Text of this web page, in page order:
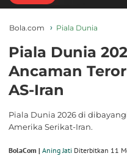
Bola.com Piala Dunia
Piala Dunia
Ancaman
AS-Iran
Piala Dunia 2026 di
Amerika Serikat-Iran.
BolaCom | Aning Jati Diterbitkan 11